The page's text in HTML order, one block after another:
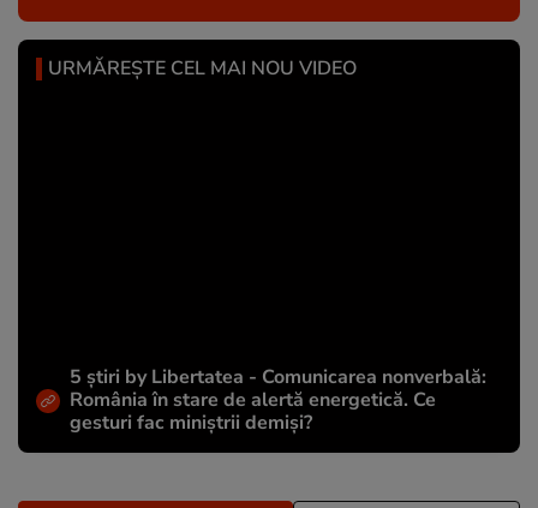
URMĂREȘTE CEL MAI NOU VIDEO
5 știri by Libertatea - Comunicarea nonverbală:
România în stare de alertă energetică. Ce
gesturi fac miniștrii demiși?